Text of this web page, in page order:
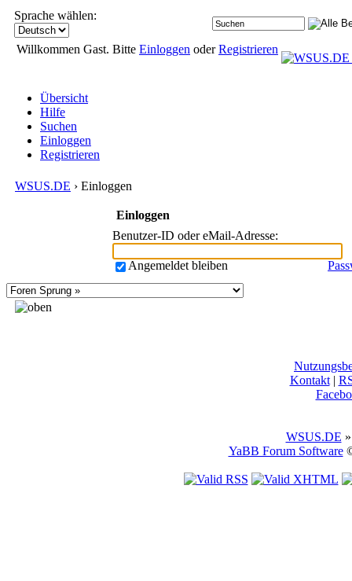
Sprache wählen:
Willkommen Gast. Bitte Einloggen oderRegistrieren
Übersicht
Hilfe
Suchen
Einloggen
Registrieren
WSUS.DE › Einloggen
Einloggen
Benutzer-ID oder eMail-Adresse:
Angemeldet bleiben
Kontakt|
WSUS.DE
YaBB Forum Software©